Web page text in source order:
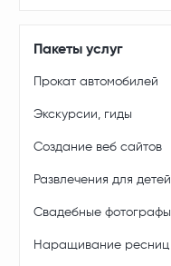
Пакеты услуг
Прокат автомобилей
Экскурсии, гиды
Создание веб сайтов
Развлечения для детей
Свадебные фотографы
Наращивание ресниц